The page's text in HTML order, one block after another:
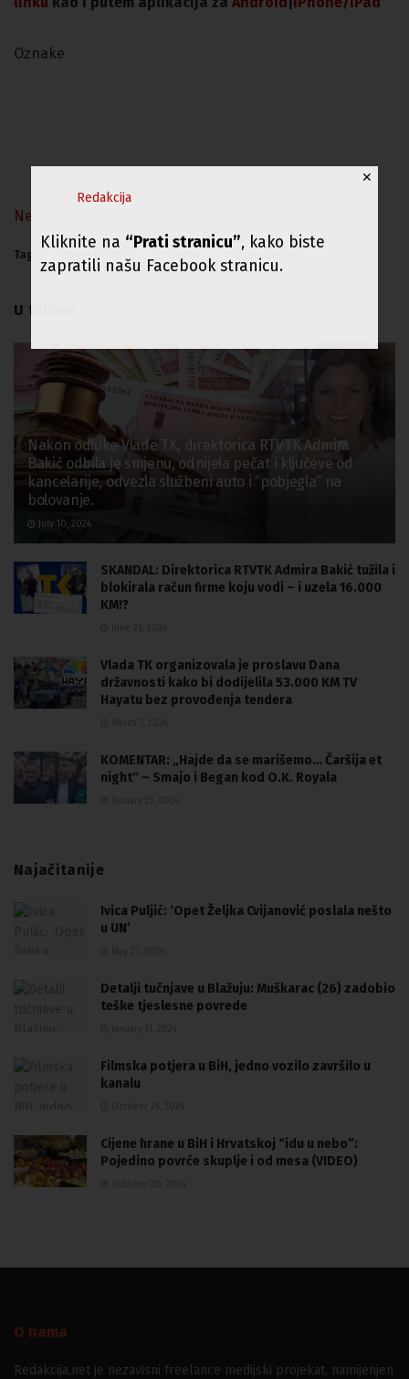
Oznake
Nezavisne
Tags: usame zukorlic
U fokusu
Nakon odluke Vlade TK, direktorica RTVTK Admira
Bakić odbila je smjenu, odnijela pečat i ključeve od
kancelarije, odvezla službeni auto i “pobjegla” na
bolovanje.
July 10, 2024
SKANDAL: Direktorica RTVTK Admira Bakić tužila i
blokirala račun firme koju vodi – i uzela 16.000
KM!?
Vlada TK organizovala je proslavu Dana
državnosti kako bi dodijelila 53.000 KM TV
Hayatu bez provođenja tendera
KOMENTAR: „Hajde da se marišemo… Čaršija et
night“ – Smajo i Began kod O.K. Royala
Najačitanije
Ivica Puljić: ‘Opet Željka Cvijanović poslala nešto
u UN’
Detalji tučnjave u Blažuju: Muškarac (26) zadobio
teške tjeslesne povrede
Filmska potjera u BiH, jedno vozilo završilo u
kanalu
Cijene hrane u BiH i Hrvatskoj “idu u nebo”:
Pojedino povrće skuplje i od mesa (VIDEO)
O nama
Redakcija.net je nezavisni freelance medijski projekat, namijenjen
✕
Redakcija
Kliknite na “Prati stranicu”, kako biste
zapratili našu Facebook stranicu.